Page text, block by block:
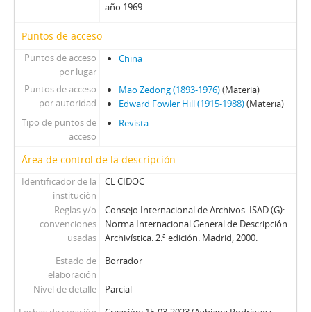
año 1969.
Puntos de acceso
Puntos de acceso
por lugar
China
Puntos de acceso
por autoridad
Mao Zedong (1893-1976)(Materia)
Edward Fowler Hill (1915-1988)(Materia)
Tipo de puntos de
acceso
Revista
Área de control de la descripción
Identificador de la
institución
CL CIDOC
Reglas y/o
convenciones
usadas
Consejo Internacional de Archivos. ISAD (G):
Norma Internacional General de Descripción
Archivística. 2.ª edición. Madrid, 2000.
Estado de
elaboración
Borrador
Nivel de detalle
Parcial